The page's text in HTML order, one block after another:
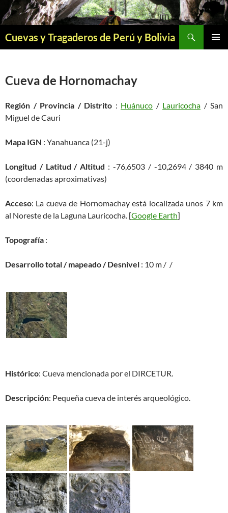
Saltar
al
Cuevas y Tragaderos de Perú y Bolivia
Cueva de Hornomachay
Región / Provincia / Distrito : Huánuco / Lauricocha / San
Miguel de Cauri
Mapa IGN : Yanahuanca (21-j)
Longitud / Latitud / Altitud : -76,6503 / -10,2694 / 3840 m
(coordenadas aproximativas)
Acceso: La cueva de Hornomachay está localizada unos 7 km
al Noreste de la Laguna Lauricocha. [Google Earth]
Topografía :
Desarrollo total / mapeado / Desnivel : 10 m / /
Histórico: Cueva mencionada por el DIRCETUR.
Descripción: Pequeña cueva de interés arqueológico.